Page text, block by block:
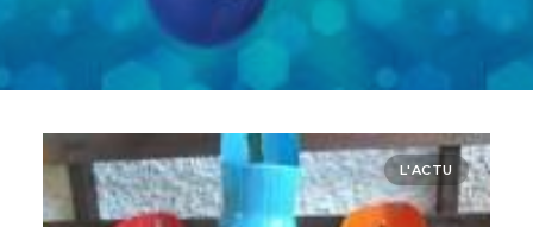
Recherche
L'ACTU